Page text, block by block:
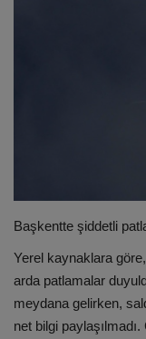
SEYAHAT
EĞİTİM
GALERİ
Başkentte şiddetli
Yerel kaynaklara
arda patlamalar
meydana gelirken,
net bilgi